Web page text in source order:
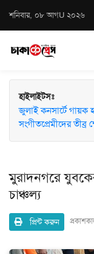
শনিবার, ০৮ আগU ২০২৬
হাইলাইটসঃ
জুলাই কনসার্টে গায়ক
সংগীতপ্রেমীদের তীব্র
মুরাদনগরে
চাঞ্চল্য
প্রিন্ট করুন